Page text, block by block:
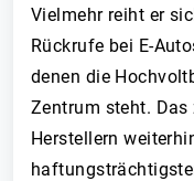
Vielmehr reiht er
Rückrufe bei E-
denen die
Zentrum steht. Das
Herstellern